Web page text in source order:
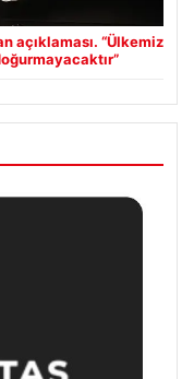
açıklaması. “Ülkemiz